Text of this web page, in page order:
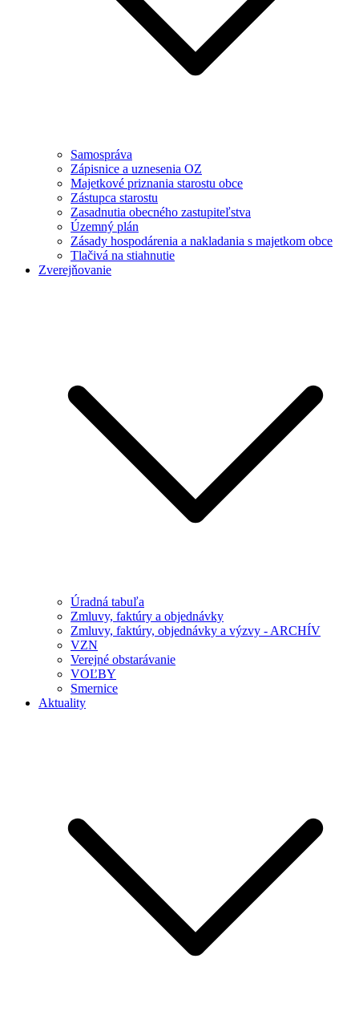
Samospráva
Zápisnice a uznesenia OZ
Majetkové priznania starostu obce
Zástupca starostu
Zasadnutia obecného zastupiteľstva
Územný plán
Zásady hospodárenia a nakladania s majetkom obce
Tlačivá na stiahnutie
Zverejňovanie
Úradná tabuľa
Zmluvy, faktúry a objednávky
Zmluvy, faktúry, objednávky a výzvy - ARCHÍV
VZN
Verejné obstarávanie
VOĽBY
Smernice
Aktuality